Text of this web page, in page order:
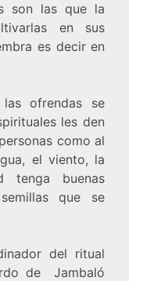
son las que la
en sus
es decir en
ofrendas se
les den
como al
el viento, la
tenga buenas
que se
del ritual
de Jambaló